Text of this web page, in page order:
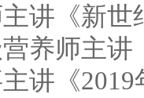
主讲《新
营养师主
主讲《